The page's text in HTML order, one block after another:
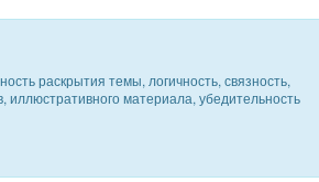
раскрытия темы, логичность, связность,
иллюстративного материала, убедительность